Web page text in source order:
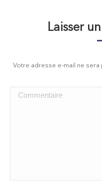
Laisser
Votre adresse e-mail ne
Commentaire